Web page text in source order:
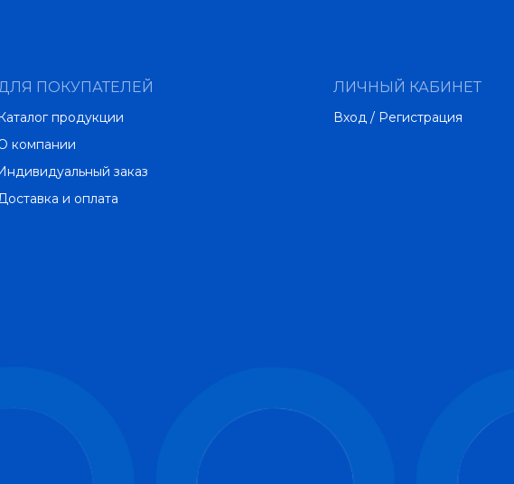
ПОКУПАТЕЛЕЙ
Каталог продукции
и оплата
ЛИЧНЫЙ КАБИНЕТ
Вход / Регистрация
компании
заказ